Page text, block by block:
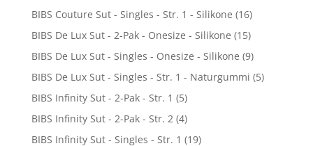
BIBS Couture Sut - Singles - Str. 1 - Silikone (16)
BIBS De Lux Sut - 2-Pak - Onesize - Silikone (15)
BIBS De Lux Sut - Singles - Onesize - Silikone (9)
BIBS De Lux Sut - Singles - Str. 1 - Naturgummi (5)
BIBS Infinity Sut - 2-Pak - Str. 1 (5)
BIBS Infinity Sut - 2-Pak - Str. 2 (4)
BIBS Infinity Sut - Singles - Str. 1 (19)